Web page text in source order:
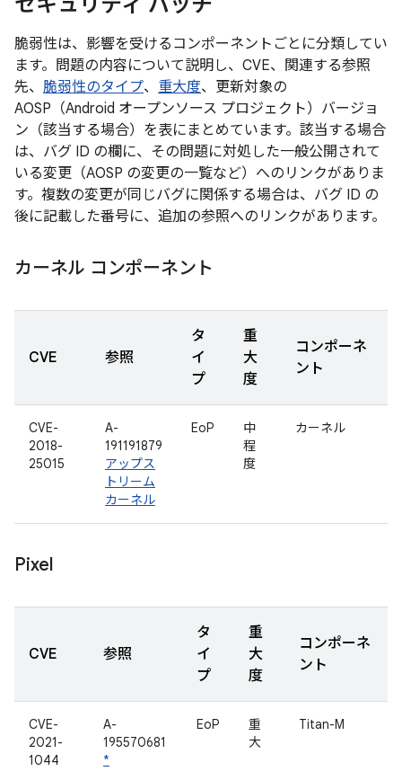
脆弱性は、影響を受けるコンポーネントごとに分類してい
ます。問題の内容について説明し、CVE、関連する参照
先、 脆弱性のタイプ、 重大度、更新対象の
AOSP（Android オープンソース プロジェクト）バージョ
ン（該当する場合）を表にまとめています。該当する場合
は、バグ ID の欄に、その問題に対処した一般公開されて
いる変更（AOSP の変更の一覧など）へのリンクがありま
す。複数の変更が同じバグに関係する場合は、バグ ID の
後に記載した番号に、追加の参照へのリンクがあります。
カーネル コンポーネント
CVE 参照
タ
イ
プ
重
大
度
コンポーネ
ント
CVE-
2018-
25015
A-
191191879
アップス
トリーム
カーネル
EoP
中
程
度
カーネル
Pixel
CVE 参照
タ
イ
プ
重
大
度
コンポーネ
ント
CVE-
2021-
1044
A-
195570681
*
EoP
重
大
Titan-M